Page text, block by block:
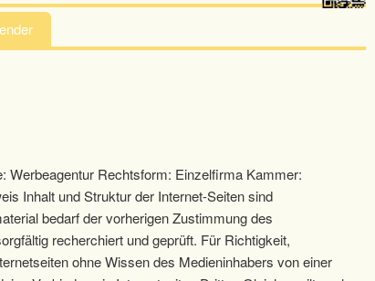
Werbeagentur Rechtsform: Einzelfirma Kammer:
Inhalt und Struktur der Internet-Seiten sind
bedarf der vorherigen Zustimmung des
recherchiert und geprüft. Für Richtigkeit,
ohne Wissen des Medieninhabers von einer